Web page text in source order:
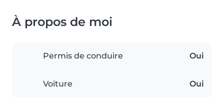
À propos de moi
Permis de conduire Oui
Voiture Oui